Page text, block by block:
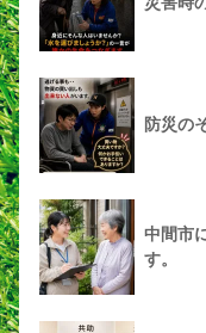
防災の
中間市
す。